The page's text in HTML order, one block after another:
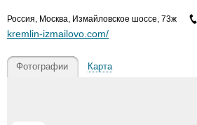
Россия, Москва, Измайловское шоссе, 73ж
kremlin-izmailovo.com/
Фотографии Карта
н
у
ч
и
Button